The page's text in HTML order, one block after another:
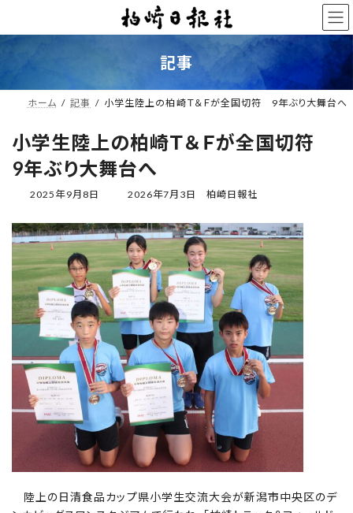
テ
ゲ
記事
ホーム 記事 小学生陸上の柏崎Ｔ＆Ｆが全国切符 9年ぶり大舞台へ
小学生陸上の柏崎Ｔ＆Ｆが全国切符
9年ぶり大舞台へ
2025年9月8日
最
更
新
日
時
:
2026年7月3日 柏崎日報社
陸上の日清食品カップ県小学生交流大会が新潟市中央区のデ